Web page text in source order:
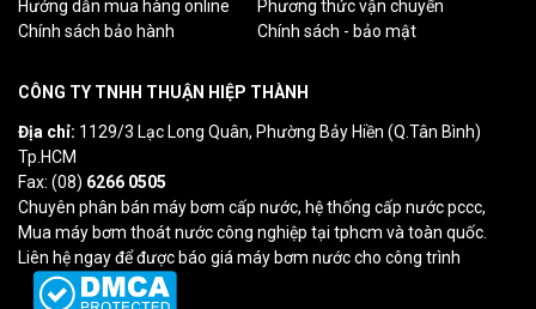
Hướng dẫn mua hàng online
Phương thức vận chuyển
Chính sách bảo hành
Chính sách - bảo mật
CÔNG TY TNHH THUẬN HIỆP THÀNH
Địa chỉ: 1129/3 Lạc Long Quân, Phường Bảy Hiền (Q.Tân Bình)
Tp.HCM
Fax: (08) 6266 0505
Chuyên phân bán máy bơm cấp nước, hệ thống cấp nước pccc,
Mua máy bơm thoát nước công nghiệp tại tphcm và toàn quốc.
Liên hệ ngay để được báo giá máy bơm nước cho công trình